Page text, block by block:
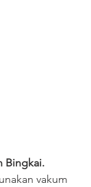
Bingkai.
vakum